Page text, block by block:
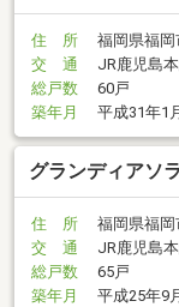
住 所
福岡県福
交 通
JR鹿児島
総戸数
60戸
築年月
平成31年1
グランディアソ
住 所
福岡県福
交 通
JR鹿児島
総戸数
65戸
築年月
平成25年9